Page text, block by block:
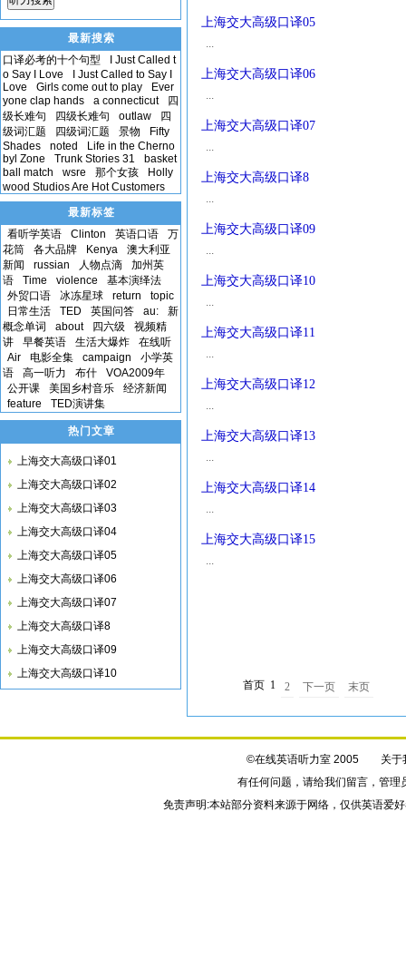
上海交大高级口译05
...
上海交大高级口译06
...
上海交大高级口译07
...
上海交大高级口译8
...
上海交大高级口译09
...
上海交大高级口译10
...
上海交大高级口译11
...
上海交大高级口译12
...
上海交大高级口译13
...
上海交大高级口译14
...
上海交大高级口译15
...
首页 1 2 下一页 末页
最新搜索
口译必考的十个句型
I Just Called t
o Say I Love
I Just Called to Say I
Love
Girls come out to play
Ever
yone clap hands
a connecticut
四
级长难句
四级长难句 outlaw
四
级词汇题
四级词汇题 景物
Fifty
Shades
noted
Life in the Cherno
byl Zone
Trunk Stories 31
basket
ball match
wsre 那个女孩
Holly
wood Studios Are Hot Customers
最新标签
看听学英语
Clinton 英语口语
万
花筒
各大品牌 Kenya
澳大利亚
新闻
russian 人物点滴
加州英
语
Time violence
基本演绎法
外贸口语
冰冻星球 return
topic
日常生活
TED 英国问答 au:
新
概念单词
about 四六级
视频精
讲
早餐英语 生活大爆炸
在线听
Air
电影全集 campaign
小学英
语
高一听力 布什
VOA2009年
公开课
美国乡村音乐
经济新闻
feature
TED演讲集
热门文章
上海交大高级口译01
上海交大高级口译02
上海交大高级口译03
上海交大高级口译04
上海交大高级口译05
上海交大高级口译06
上海交大高级口译07
上海交大高级口译8
上海交大高级口译09
上海交大高级口译10
©在线英语听力室 2005 关于
有任何问题，请给我们留言，管理
免责声明:本站部分资料来源于网络，仅供英语爱